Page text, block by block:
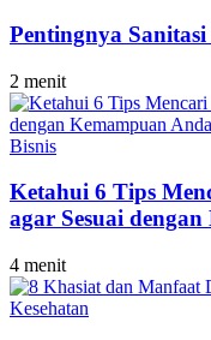
Pentingnya
2 menit
Bisnis
Ketahui 6 Tips
agar Sesuai
4 menit
Kesehatan